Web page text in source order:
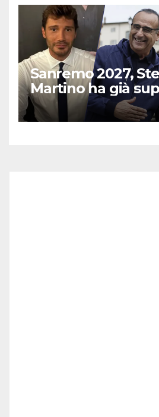
Sanremo 2027,
Martino ha già
Carlo Conti e